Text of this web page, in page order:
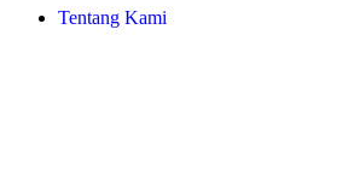
Tentang Kami